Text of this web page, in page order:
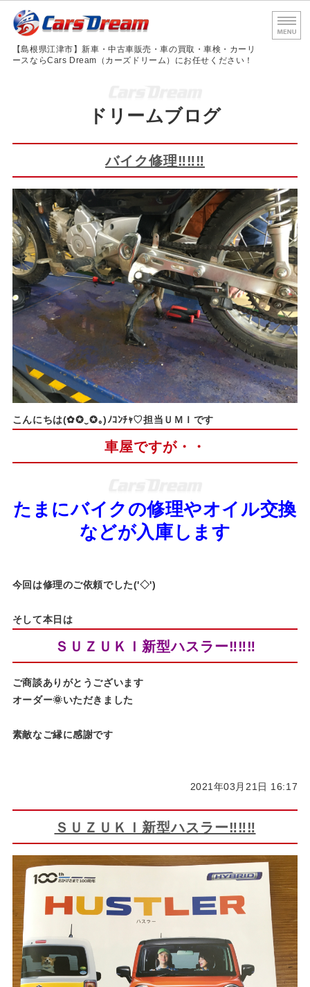
島根
【島根県江津市】新車・中古車販売・車の買取・車検・カーリ
ースならCars Dream（カーズドリーム）にお任せください！
車検・法定点検
会社概要
お問い合わせ
ドリームブログ
バイク修理‼‼‼
こんにちは(✿✪‿✪｡)ﾉｺﾝﾁｬ♡担当ＵＭＩです
車屋ですが・・
たまにバイクの修理やオイル交換
などが入庫します
今回は修理のご依頼でした('◇')ゞ
そして本日は
ＳＵＺＵＫＩ新型ハスラー‼‼‼
ご商談ありがとうございます
オーダー🌞いただきました
素敵なご縁に感謝です
2021年03月21日 16:17
ＳＵＺＵＫＩ新型ハスラー‼‼‼